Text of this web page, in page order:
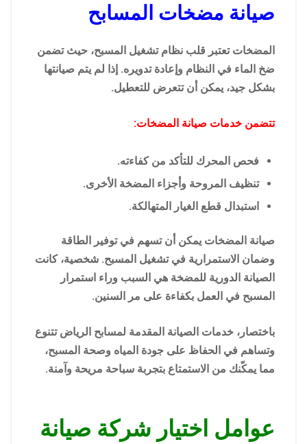
صيانة مضخات المسابح
المضخات تعتبر قلب نظام تشغيل المسبح، حيث تضمن
ضخ الماء في النظام وإعادة تدويره. إذا لم يتم صيانتها
بشكل جيد، يمكن أن تتعرض للتعطيل.
تتضمن خدمات صيانة المضخات:
فحص المحرك للتأكد من كفاءته.
تنظيف المروحة وأجزاء المضخة الأخرى.
استبدال قطع الغيار المتهالكة.
صيانة المضخات يمكن أن تسهم في توفير الطاقة
وضمان الاستمرارية في تشغيل المسبح. شخصية، كانت
الصيانة الدورية للمضخة هي السبب وراء استمرار
المسبح في العمل بكفاءة على مر السنين.
باختصار، خدمات الصيانة المقدمة لمسابح الرياض تتنوع
وتساهم في الحفاظ على جودة المياه وصحة المسبح،
مما يمكّنك من الاستمتاع بتجربة سباحة مريحة وآمنة.
عوامل اختيار شركة صيانة